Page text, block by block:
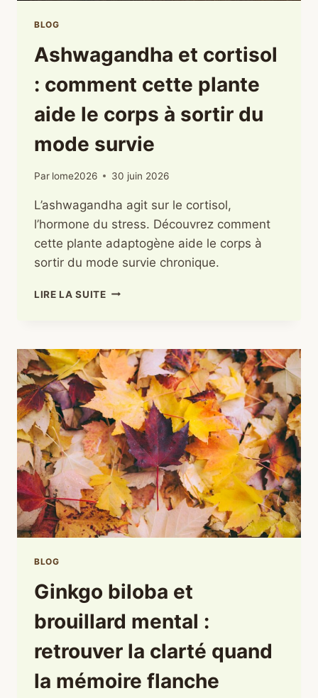
BLOG
Ashwagandha et cortisol
: comment cette plante
aide le corps à sortir du
mode survie
Par lome2026 30 juin 2026
L’ashwagandha agit sur le cortisol,
l’hormone du stress. Découvrez comment
cette plante adaptogène aide le corps à
sortir du mode survie chronique.
LIRE LA SUITEASHWAGANDHA
COMMENT
CETTE
PLANTE
AIDE
LE
CORPS
À
SORTIR
DU
MODE
SURVIE
BLOG
Ginkgo biloba et
brouillard mental :
retrouver la clarté quand
la mémoire flanche